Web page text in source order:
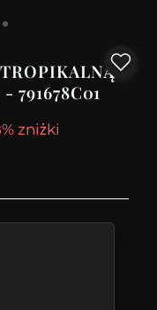
791678C01
zniżki